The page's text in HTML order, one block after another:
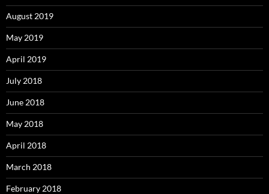
August 2019
May 2019
April 2019
July 2018
June 2018
May 2018
April 2018
March 2018
February 2018